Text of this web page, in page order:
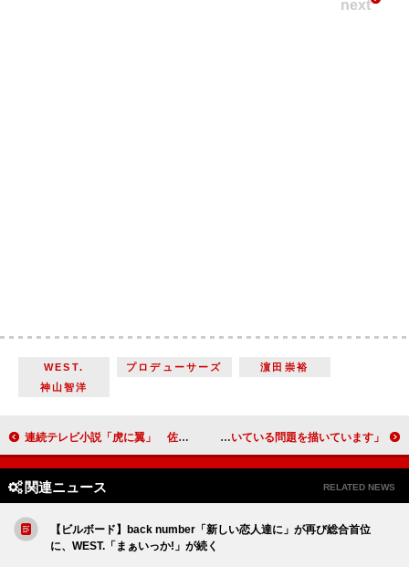
next
WEST. プロデューサーズ
濵田崇裕
神山智洋
連続テレビ小説「虎に翼」 佐田寅子を演じる伊藤沙莉の最終回直前コメントが到着 「この映画は、とてもインド的な、インドに根付いている問題を描いています」アーミル・カーン『花嫁はどこへ？』【インタビュー】
関連ニュース RELATED NEWS
【ビルボード】back number「新しい恋人達に」が再び総合首位
に、WEST.「まぁいっか!」が続く